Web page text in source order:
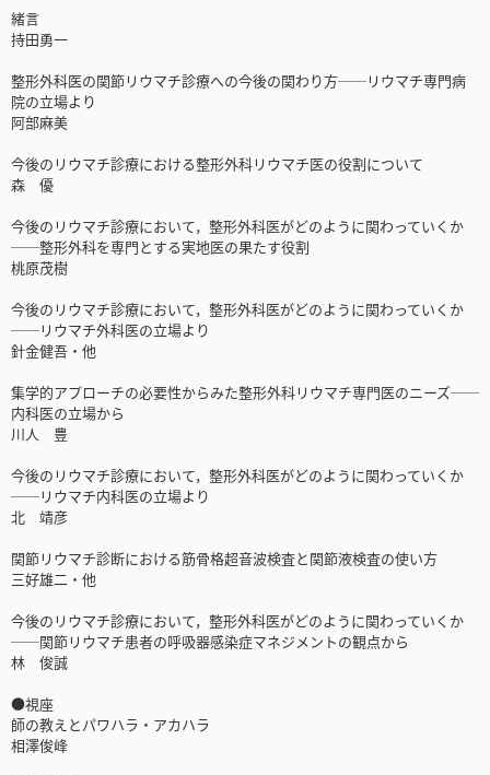
緒言
持田勇一
整形外科医の関節リウマチ診療への今後の関わり方──リウマチ専門病
院の立場より
阿部麻美
今後のリウマチ診療における整形外科リウマチ医の役割について
森 優
今後のリウマチ診療において，整形外科医がどのように関わっていくか
──整形外科を専門とする実地医の果たす役割
桃原茂樹
今後のリウマチ診療において，整形外科医がどのように関わっていくか
──リウマチ外科医の立場より
針金健吾・他
集学的アプローチの必要性からみた整形外科リウマチ専門医のニーズ──
内科医の立場から
川人 豊
今後のリウマチ診療において，整形外科医がどのように関わっていくか
──リウマチ内科医の立場より
北 靖彦
関節リウマチ診断における筋骨格超音波検査と関節液検査の使い方
三好雄二・他
今後のリウマチ診療において，整形外科医がどのように関わっていくか
──関節リウマチ患者の呼吸器感染症マネジメントの観点から
林 俊誠
●視座
師の教えとパワハラ・アカハラ
相澤俊峰